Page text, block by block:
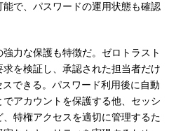
で、パスワードの運用状態も確認
力な保護も特徴だ。ゼロトラスト
を検証し、承認された担当者だけ
できる。パスワード利用後に自動
アカウントを保護する他、セッシ
特権アクセスを適切に管理するた